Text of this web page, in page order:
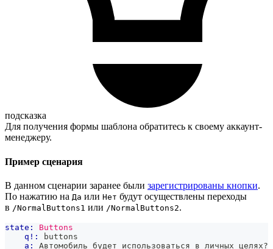
подсказка
Для получения формы шаблона обратитесь к своему аккаунт-
менеджеру.
Пример сценария
В данном сценарии заранее были зарегистрированы кнопки.
По нажатию на Да или Нет будут осуществлены переходы
в /NormalButtons1 или /NormalButtons2.
state:
Buttons
q!:
buttons
a:
Автомобиль будет использоваться в личных целях?